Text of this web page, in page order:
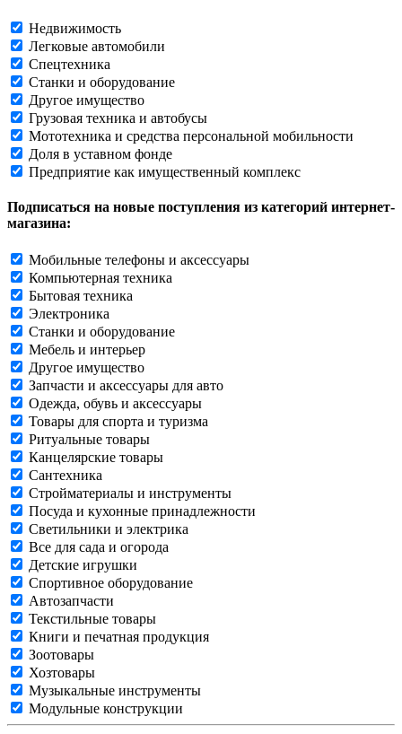
Недвижимость
Легковые автомобили
Спецтехника
Станки и оборудование
Другое имущество
Грузовая техника и автобусы
Мототехника и средства персональной мобильности
Доля в уставном фонде
Предприятие как имущественный комплекс
Подписаться на новые поступления из категорий интернет-
магазина:
Мобильные телефоны и аксессуары
Компьютерная техника
Бытовая техника
Электроника
Станки и оборудование
Мебель и интерьер
Другое имущество
Запчасти и аксессуары для авто
Одежда, обувь и аксессуары
Товары для спорта и туризма
Ритуальные товары
Канцелярские товары
Сантехника
Стройматериалы и инструменты
Посуда и кухонные принадлежности
Светильники и электрика
Все для сада и огорода
Детские игрушки
Спортивное оборудование
Автозапчасти
Текстильные товары
Книги и печатная продукция
Зоотовары
Хозтовары
Музыкальные инструменты
Модульные конструкции